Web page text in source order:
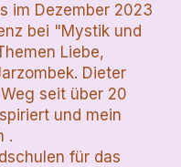
im Dezember 2023
bei "Mystik und
Liebe,
Dieter
seit über 20
und mein
.
für das